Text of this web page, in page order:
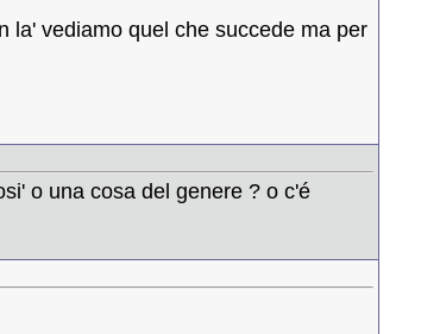
la' vediamo quel che succede ma per
o una cosa del genere ? o c'é